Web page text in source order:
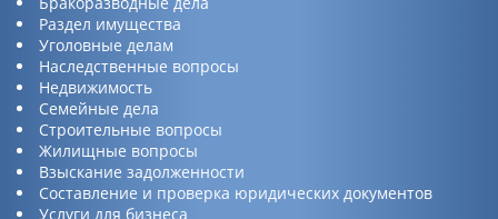
Раздел имущества
Уголовные делам
Наследственные вопросы
Недвижимость
Семейные дела
Строительные вопросы
Жилищные вопросы
Взыскание задолженности
Составление и проверка юридических документов
Услуги для бизнеса